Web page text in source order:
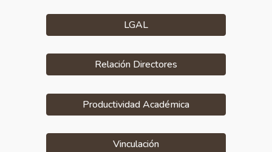
LGAL
Relación Directores
Productividad Académica
Vinculación